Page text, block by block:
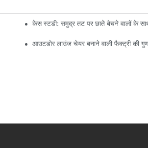
केस स्टडी: समुद्र तट पर छाते बेचने वालों के
आउटडोर लाउंज चेयर बनाने वाली फैक्ट्री की